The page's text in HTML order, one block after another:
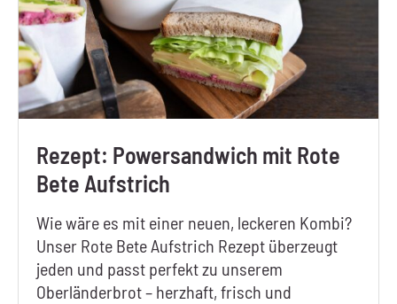
Rezept: Powersandwich mit Rote
Bete Aufstrich
Wie wäre es mit einer neuen, leckeren Kombi?
Unser Rote Bete Aufstrich Rezept überzeugt
jeden und passt perfekt zu unserem
Oberländerbrot – herzhaft, frisch und